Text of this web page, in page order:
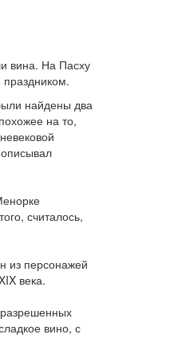
вина. На Пасху
найдены два
на то,
считалось,
из персонажей
века.
разрешенных
вино, с